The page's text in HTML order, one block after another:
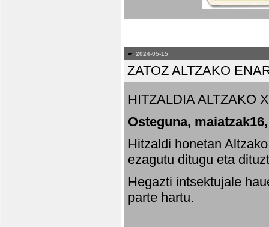
2024-05-15
ZATOZ ALTZAKO
HITZALDIA ALTZAKO
Osteguna,
Hitzaldi honetan
ezagutu ditugu eta
Hegazti intsektujale
parte hartu.